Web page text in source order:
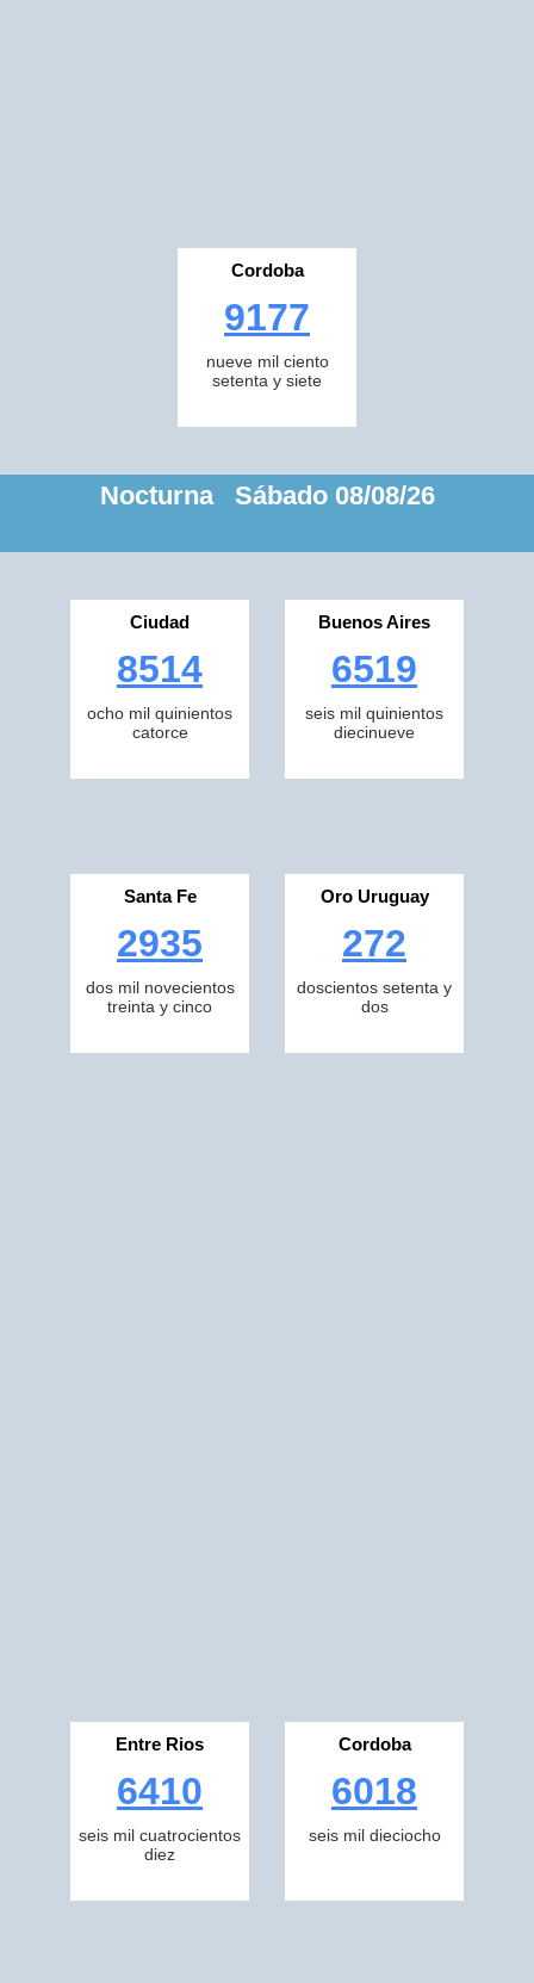
Cordoba
9177
nueve mil ciento
setenta y siete
Nocturna Sábado 08/08/26
Ciudad
8514
ocho mil quinientos
catorce
Buenos Aires
6519
seis mil quinientos
diecinueve
Santa Fe
2935
dos mil novecientos
treinta y cinco
Oro Uruguay
272
doscientos setenta y
dos
Entre Rios
6410
seis mil cuatrocientos
diez
Cordoba
6018
seis mil dieciocho